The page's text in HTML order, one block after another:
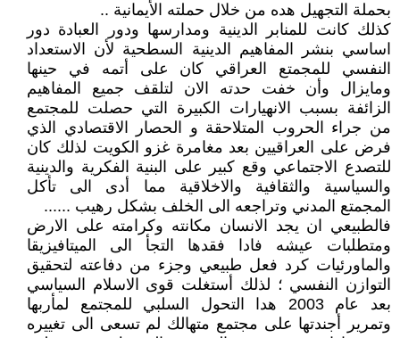
بحملة التجهيل هده من خلال حملته اﻷيمانية ..
كذلك كانت للمنابر الدينية ومدارسها ودور العبادة دور
اساسي بنشر المفاهيم الدينية السطحية ﻷن الاستعداد
النفسي للمجمتع العراقي كان على أتمه في حينها
ومايزال وأن خفت حدته الان لتلقف جميع المفاهيم
الزائفة بسبب الانهيارات الكبيرة التي حصلت للمجتمع
من جراء الحروب المتلاحقة و الحصار الاقتصادي الذي
فرض على العراقيين بعد مغامرة غزو الكويت لذلك كان
للتصدع الاجتماعي وقع كبير على البنية الفكرية والدينية
والسياسية والثقافية والاخلاقية مما أدى الى تأكل
المجمتع المدني وتراجعه الى الخلف بشكل رهيب ......
فالطبيعي ان يجد الانسان مكانته وكرامته على الارض
ومتطلبات عيشه فادا فقدها التجأ الى الميتافيزيقا
والماورئيات كرد فعل طبيعي وجزء من دفاعته لتحقيق
التوازن النفسي ؛ لذلك أستغلت قوى الاسلام السياسي
بعد عام 2003 هدا التحول السلبي للمجتمع لمأربها
وتمرير أجندتها على مجتمع متهالك لم تسعى الى تغييره